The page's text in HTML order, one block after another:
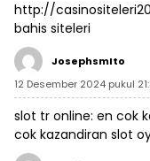
http://
bahis siteleri
JosephsmIto
12 Desember 2024 pukul
slot tr online: en cok
cok kazandiran slot